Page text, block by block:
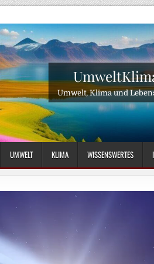
Umwelt, Klima und
UMWELT KLIMA WISSENSWERTES